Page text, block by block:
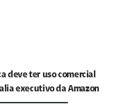
deve ter uso comercial
executivo da Amazon